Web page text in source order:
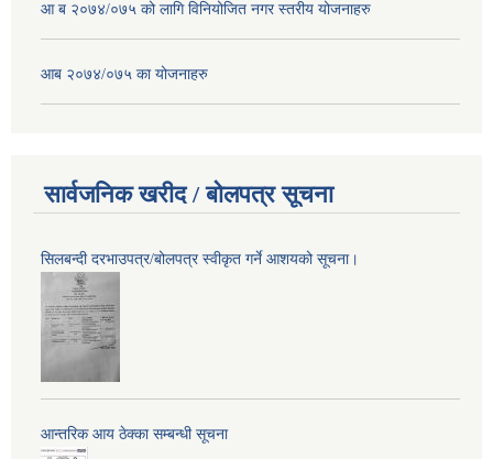
आ ब २०७४/०७५ को लागि विनियोजित नगर स्तरीय योजनाहरु
आब २०७४/०७५ का योजनाहरु
सार्वजनिक खरीद / बोलपत्र सूचना
सिलबन्दी दरभाउपत्र/बोलपत्र स्वीकृत गर्ने आशयको सूचना।
आन्तरिक आय ठेक्का सम्बन्धी सूचना